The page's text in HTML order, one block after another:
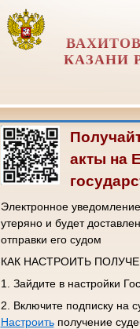
КАЗАНИ
акты на
Электронное
утеряно и будет
отправки его судом
КАК НАСТРОИТЬ
1. Зайдите в настройки
2. Включите подписку на
Настроитьполучение